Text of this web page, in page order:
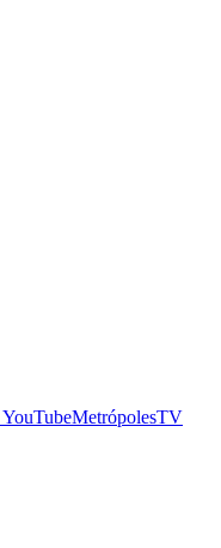
YouTubeMetrópolesTV